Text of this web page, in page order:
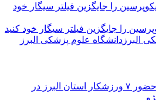
را جایگزین فیلتر سیگار خود کنید
دانشگاه علوم پزشکی البرز